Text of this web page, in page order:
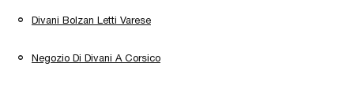
Divani Bolzan Letti Varese
Negozio Di Divani A Corsico